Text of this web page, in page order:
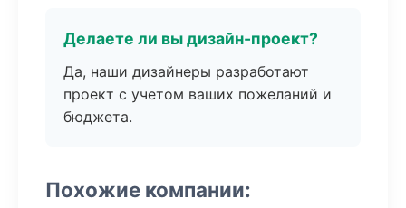
Делаете ли вы дизайн-проект?
Да, наши дизайнеры разработают
проект с учетом ваших пожеланий и
бюджета.
Похожие компании: